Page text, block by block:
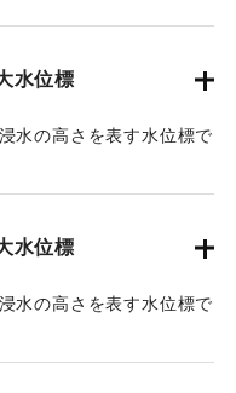
二度も見舞われ、未曾
により、それぞれ約二
床上浸水対策特別緊急
山国川の中流部約十キ
などの緊急的な河川整
者の皆様、地域の皆
ている。
水位標
水の高さを表す水位標で
ている。
水位標
水の高さを表す水位標で
ている。